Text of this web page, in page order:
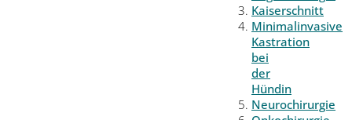
Kaiserschnitt
Minimalinvasive
Kastration
bei
der
Hündin
Neurochirurgie